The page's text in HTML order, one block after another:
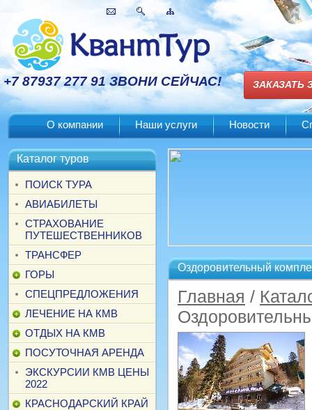
+7 87937 277 91 ЗВОНИ СЕЙЧАС! ЗАКАЗАТЬ
О компании Наши услуги Новости
Каталог туров
ПОИСК ТУРА
АВИАБИЛЕТЫ
СТРАХОВАНИЕ
ПУТЕШЕСТВЕННИКОВ
ТРАНСФЕР
ГОРЫ
СПЕЦПРЕДЛОЖЕНИЯ
ЛЕЧЕНИЕ НА КМВ
ОТДЫХ НА КМВ
ПОСУТОЧНАЯ АРЕНДА
ЭКСКУРСИИ КМВ ЦЕНЫ
2022
КРАСНОДАРСКИЙ КРАЙ
Оздоровительный
Главная /